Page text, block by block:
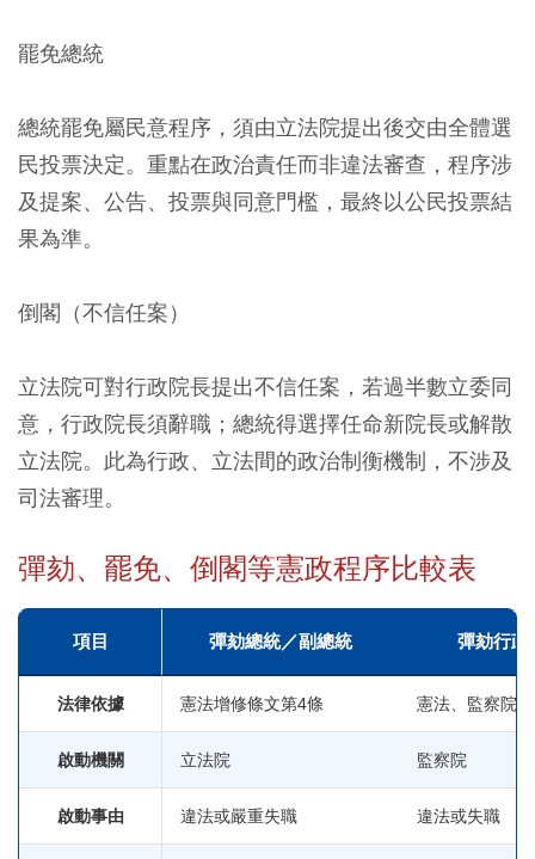
罷免總統
總統罷免屬民意程序，須由立法院提出後交由全體選
民投票決定。重點在政治責任而非違法審查，程序涉
及提案、公告、投票與同意門檻，最終以公民投票結
果為準。
倒閣（不信任案）
立法院可對行政院長提出不信任案，若過半數立委同
意，行政院長須辭職；總統得選擇任命新院長或解散
立法院。此為行政、立法間的政治制衡機制，不涉及
司法審理。
彈劾、罷免、倒閣等憲政程序比較表
項目 彈劾總統／副總統 彈劾行政
法律依據 憲法增修條文第4條 憲法、監察院
啟動機關 立法院 監察院
啟動事由 違法或嚴重失職 違法或失職